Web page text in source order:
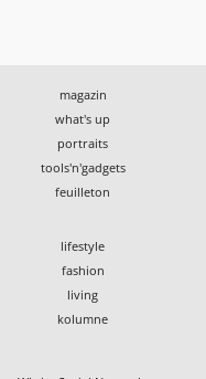
magazin
what's up
portraits
tools'n'gadgets
feuilleton
lifestyle
fashion
living
kolumne